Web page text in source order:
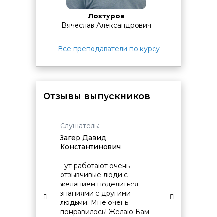
руководителей ИТ-подразделений, которым нужен
измеримый результат на практическом стенде, а не
обзор инструментов в отрыве от задач компании.
выполнения практических заданий в ходе курса.
Лохтуров
Вячеслав Александрович
Все преподаватели по курсу
Отзывы выпускников
Слушатель:
Загер Давид
Константинович
Тут работают очень
отзывчивые люди с
желанием поделиться
знаниями с другими
людьми. Мне очень
понравилось! Желаю Вам